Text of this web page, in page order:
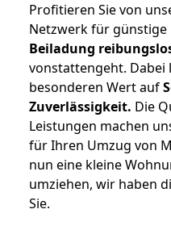
Profitieren Sie von
Netzwerk für günstige
Beiladung
vonstattengeht. Dabei
besonderen Wert auf
Zuverlässigkeit. Die
Leistungen machen
für Ihren Umzug von
nun eine kleine
umziehen, wir haben
Sie.